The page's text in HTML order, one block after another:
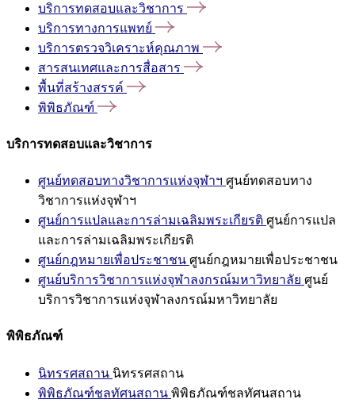
บริการทดสอบและวิชาการ
บริการทางการแพทย์
บริการตรวจวิเคราะห์คุณภาพ
สารสนเทศและการสื่อสาร
พื้นที่สร้างสรรค์
พิพิธภัณฑ์
บริการทดสอบและวิชาการ
ศูนย์ทดสอบทางวิชาการแห่งจุฬาฯ ศูนย์ทดสอบทาง
วิชาการแห่งจุฬาฯ
ศูนย์การแปลและการล่ามเฉลิมพระเกียรติ ศูนย์การแปล
และการล่ามเฉลิมพระเกียรติ
ศูนย์กฎหมายเพื่อประชาชน ศูนย์กฎหมายเพื่อประชาชน
ศูนย์บริการวิชาการแห่งจุฬาลงกรณ์มหาวิทยาลัย ศูนย์
บริการวิชาการแห่งจุฬาลงกรณ์มหาวิทยาลัย
พิพิธภัณฑ์
นิทรรศสถาน นิทรรศสถาน
พิพิธภัณฑ์ชลทัศนสถาน พิพิธภัณฑ์ชลทัศนสถาน